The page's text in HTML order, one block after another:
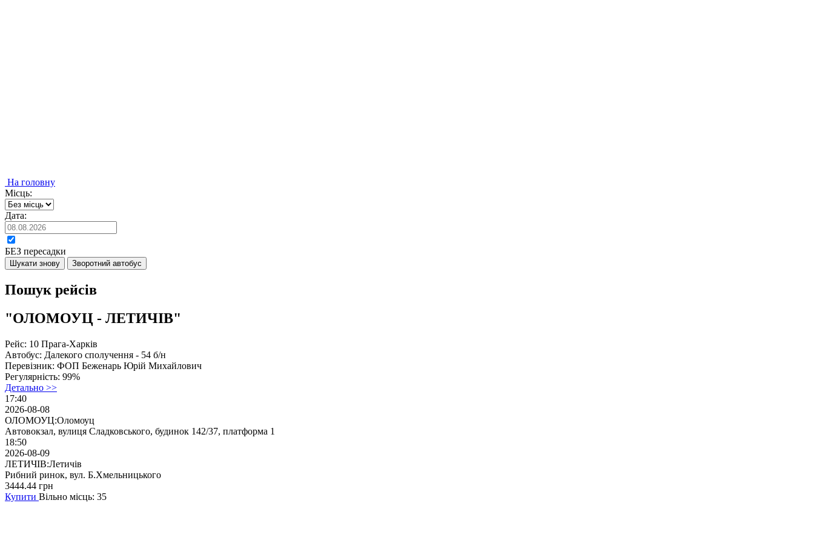
На головну
Місць:
Дата:
БЕЗ пересадки
Шукати знову Зворотний автобус
Пошук рейсів
"ОЛОМОУЦ - ЛЕТИЧІВ"
Рейс: 10 Прага-Харків
Автобус: Далекого сполучення - 54 б/н
Перевізник: ФОП Беженарь Юрій Михайлович
Регулярність: 99%
Детально >>
17:40
2026-08-08
ОЛОМОУЦ:Оломоуц
Автовокзал, вулиця Сладковського, будинок 142/37, платформа 1
18:50
2026-08-09
ЛЕТИЧІВ:Летичів
Рибний ринок, вул. Б.Хмельницького
3444.44 грн
Купити Вільно місць: 35